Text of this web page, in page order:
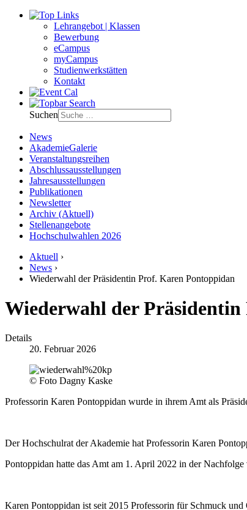
Lehrangebot | Klassen
Bewerbung
eCampus
myCampus
Studienwerkstätten
Kontakt
Suchen
News
AkademieGalerie
Veranstaltungsreihen
Abschlussausstellungen
Jahresausstellungen
Publikationen
Newsletter
Archiv (Aktuell)
Stellenangebote
Hochschulwahlen 2026
Aktuell ›
News ›
Wiederwahl der Präsidentin Prof. Karen Pontoppidan
Wiederwahl der
Details
20. Februar 2026
© Foto Dagny Kaske
Professorin Karen Pontoppidan wurde in ihrem Amt als
Der Hochschulrat der Akademie hat Professorin Karen
Pontoppidan hatte das Amt am 1. April 2022 in der
Karen Pontoppidan ist seit 2015 Professorin für Schmuck